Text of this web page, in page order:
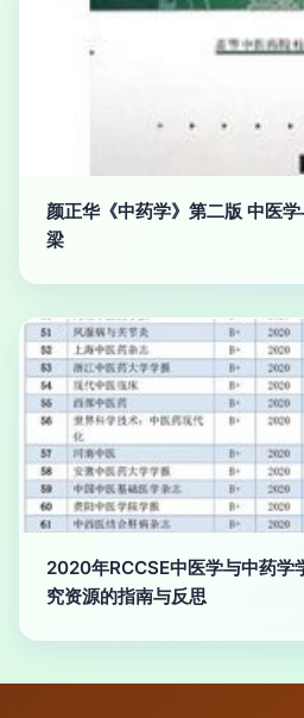
颜正华《中药学》第二版 中医
梁
2020年RCCSE中医学与中药学
究资源的指南与反思